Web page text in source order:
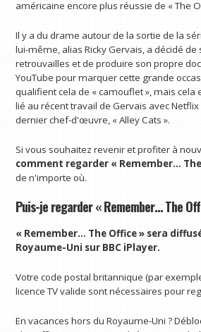
américaine encore plus réussie de « The
Il y a du drame autour de la sortie de la
lui-même, alias Ricky Gervais, a décidé de
retrouvailles et de produire son propre
YouTube pour marquer cette grande
qualifient cela de « camouflet », mais
lié au récent travail de Gervais avec
dernier chef-d'œuvre, « Alley Cats ».
Si vous souhaitez revenir et profiter à
comment regarder « Remember…
de n'importe où.
Puis-je regarder « Remember… The
« Remember… The Office » sera
Royaume-Uni sur BBC iPlayer.
Votre code postal britannique (par
licence TV valide sont nécessaires pour
En vacances hors du Royaume-Uni ?